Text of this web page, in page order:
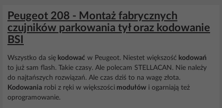
Peugeot 208 - Montaż fabrycznych
czujników parkowania tył oraz kodowanie
BSI
Wszystko da się kodować w Peugeot. Niestet większość kodowań
to już sam flash. Takie czasy. Ale polecam STELLACAN. Nie należy
do najtańszych rozwiązań. Ale czas dziś to na wagę złota.
Kodowania robi z ręki w większości modułów i ogarniają też
oprogramowanie.